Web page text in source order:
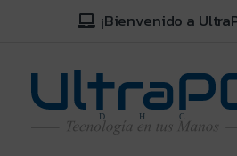
¡Bienvenido a
C
H
D